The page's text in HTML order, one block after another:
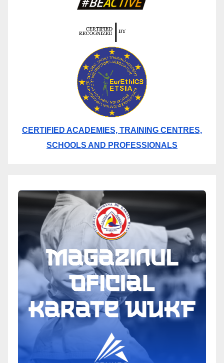
CERTIFIED ACADEMIES, TRAINING CENTRES,
SCHOOLS AND PROFESSIONALS